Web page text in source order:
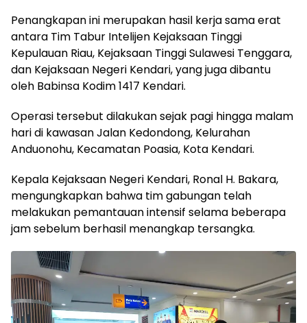
Penangkapan ini merupakan hasil kerja sama erat
antara Tim Tabur Intelijen Kejaksaan Tinggi
Kepulauan Riau, Kejaksaan Tinggi Sulawesi Tenggara,
dan Kejaksaan Negeri Kendari, yang juga dibantu
oleh Babinsa Kodim 1417 Kendari.
Operasi tersebut dilakukan sejak pagi hingga malam
hari di kawasan Jalan Kedondong, Kelurahan
Anduonohu, Kecamatan Poasia, Kota Kendari.
Kepala Kejaksaan Negeri Kendari, Ronal H. Bakara,
mengungkapkan bahwa tim gabungan telah
melakukan pemantauan intensif selama beberapa
jam sebelum berhasil menangkap tersangka.